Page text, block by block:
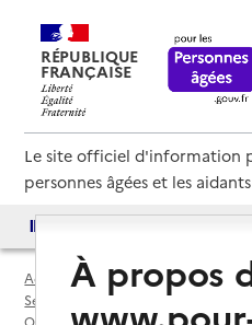
RÉPUBLIQUE
FRANÇAISE
Le site officiel d'information
personnes âgées et les aidants
Accueil
Espace annuaire
Services autonomie à domicile
À propos